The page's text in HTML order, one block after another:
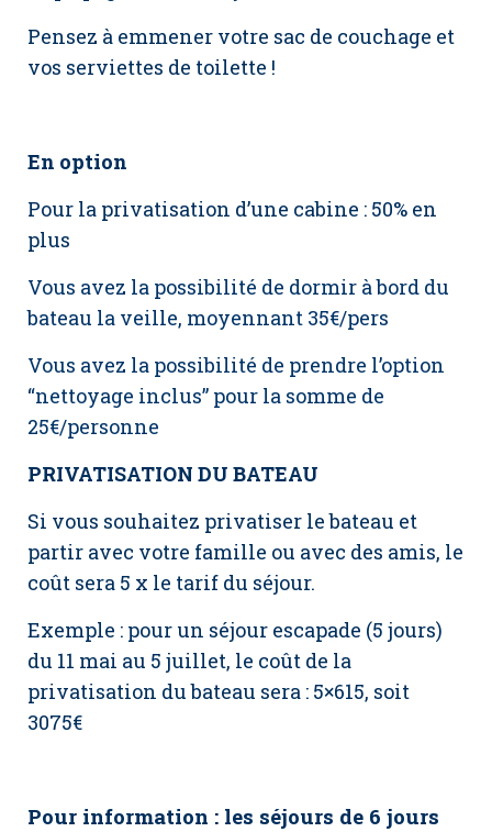
Pensez à emmener votre sac de couchage et
vos serviettes de toilette !
En option
Pour la privatisation d’une cabine : 50% en
plus
Vous avez la possibilité de dormir à bord du
bateau la veille, moyennant 35€/pers
Vous avez la possibilité de prendre l’option
“nettoyage inclus” pour la somme de
25€/personne
PRIVATISATION DU BATEAU
Si vous souhaitez privatiser le bateau et
partir avec votre famille ou avec des amis, le
coût sera 5 x le tarif du séjour.
Exemple : pour un séjour escapade (5 jours)
du 11 mai au 5 juillet, le coût de la
privatisation du bateau sera : 5×615, soit
3075€
Pour information : les séjours de 6 jours